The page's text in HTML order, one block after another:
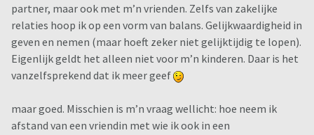
partner, maar ook met m’n vrienden. Zelfs van zakelijke
relaties hoop ik op een vorm van balans. Gelijkwaardigheid in
geven en nemen (maar hoeft zeker niet gelijktijdig te lopen).
Eigenlijk geldt het alleen niet voor m’n kinderen. Daar is het
vanzelfsprekend dat ik meer geef
maar goed. Misschien is m’n vraag wellicht: hoe neem ik
afstand van een vriendin met wie ik ook in een